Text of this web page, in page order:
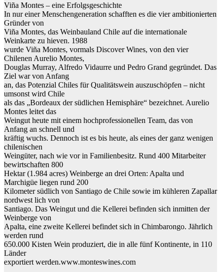
Viña Montes – eine Erfolgsgeschichte
In nur einer Menschengeneration schafften es die vier ambitionierten
Gründer von
Viña Montes, das Weinbauland Chile auf die internationale
Weinkarte zu hieven. 1988
wurde Viña Montes, vormals Discover Wines, von den vier
Chilenen Aurelio Montes,
Douglas Murray, Alfredo Vidaurre und Pedro Grand gegründet. Das
Ziel war von Anfang
an, das Potenzial Chiles für Qualitätswein auszuschöpfen – nicht
umsonst wird Chile
als das „Bordeaux der südlichen Hemisphäre“ bezeichnet. Aurelio
Montes leitet das
Weingut heute mit einem hochprofessionellen Team, das von
Anfang an schnell und
kräftig wuchs. Dennoch ist es bis heute, als eines der ganz wenigen
chilenischen
Weingüter, nach wie vor in Familienbesitz. Rund 400 Mitarbeiter
bewirtschaften 800
Hektar (1.984 acres) Weinberge an drei Orten: Apalta und
Marchigüe liegen rund 200
Kilometer südlich von Santiago de Chile sowie im kühleren Zapallar
nordwest lich von
Santiago. Das Weingut und die Kellerei befinden sich inmitten der
Weinberge von
Apalta, eine zweite Kellerei befindet sich in Chimbarongo. Jährlich
werden rund
650.000 Kisten Wein produziert, die in alle fünf Kontinente, in 110
Länder
exportiert werden.www.monteswines.com